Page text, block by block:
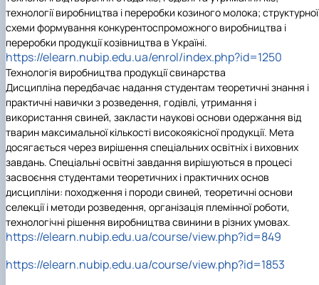
технології виробництва і переробки козиного молока; структурної
схеми формування конкурентоспроможного виробництва і
переробки продукції козівництва в Україні.
https://elearn.nubip.edu.ua/enrol/index.php?id=1250
Технологія виробництва продукції свинарства
Дисципліна передбачає надання студентам теоретичні знання і
практичні навички з розведення, годівлі, утримання і
використання свиней, закласти наукові основи одержання від
тварин максимальної кількості високоякісної продукції. Мета
досягається через вирішення спеціальних освітніх і виховних
завдань. Спеціальні освітні завдання вирішуються в процесі
засвоєння студентами теоретичних і практичних основ
дисципліни: походження і породи свиней, теоретичні основи
селекції і методи розведення, організація племінної роботи,
технологічні рішення виробництва свинини в різних умовах.
https://elearn.nubip.edu.ua/course/view.php?id=849
https://elearn.nubip.edu.ua/course/view.php?id=1853